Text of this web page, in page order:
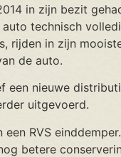
in zijn bezit
technisch
rijden in zijn
de auto.
een nieuwe
uitgevoerd.
RVS
betere